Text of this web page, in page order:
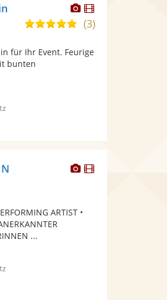
Dieser
Künstler
stellt
Fotos
bereit.
Dieser
Künstler
5,0
5
(3)
für Ihr Event. Feurige
bunten
DieserDieser
ARTIST •
...